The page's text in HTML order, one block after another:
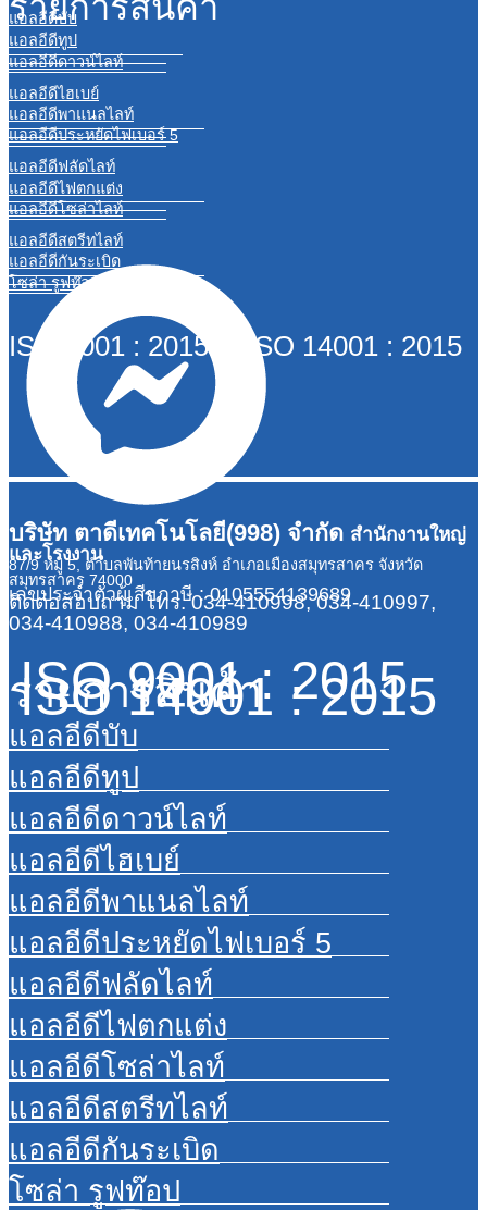
แอลอีดีบับ
แอลอีดีทูป
แอลอีดีดาวน์ไลท์
แอลอีดีไฮเบย์
แอลอีดีพาแนลไลท์
แอลอีดีประหยัดไฟเบอร์ 5
แอลอีดีฟลัดไลท์
แอลอีดีไฟตกแต่ง
แอลอีดีโซล่าไลท์
แอลอีดีสตรีทไลท์
แอลอีดีกันระเบิด
โซล่า รูฟท๊อป
ISO 9001 : 2015 ISO 14001 : 2015
บริษัท ตาดีเทคโนโลยี(998) จำกัด สำนักงานใหญ่
และโรงงาน
87/9 หมู่ 5, ตำบลพันท้ายนรสิงห์ อำเภอเมืองสมุทรสาคร จังหวัด
สมุทรสาคร 74000
เลขประจำตัวผู้เสียภาษี : 0105554139689
ติดต่อสอบถาม โทร. 034-410998, 034-410997,
034-410988, 034-410989
ISO 9001 : 2015
ISO 14001 : 2015
รายการสินค้า
แอลอีดีบับ
แอลอีดีทูป
แอลอีดีดาวน์ไลท์
แอลอีดีไฮเบย์
แอลอีดีพาแนลไลท์
แอลอีดีประหยัดไฟเบอร์ 5
แอลอีดีฟลัดไลท์
แอลอีดีไฟตกแต่ง
แอลอีดีโซล่าไลท์
แอลอีดีสตรีทไลท์
แอลอีดีกันระเบิด
โซล่า รูฟท๊อป